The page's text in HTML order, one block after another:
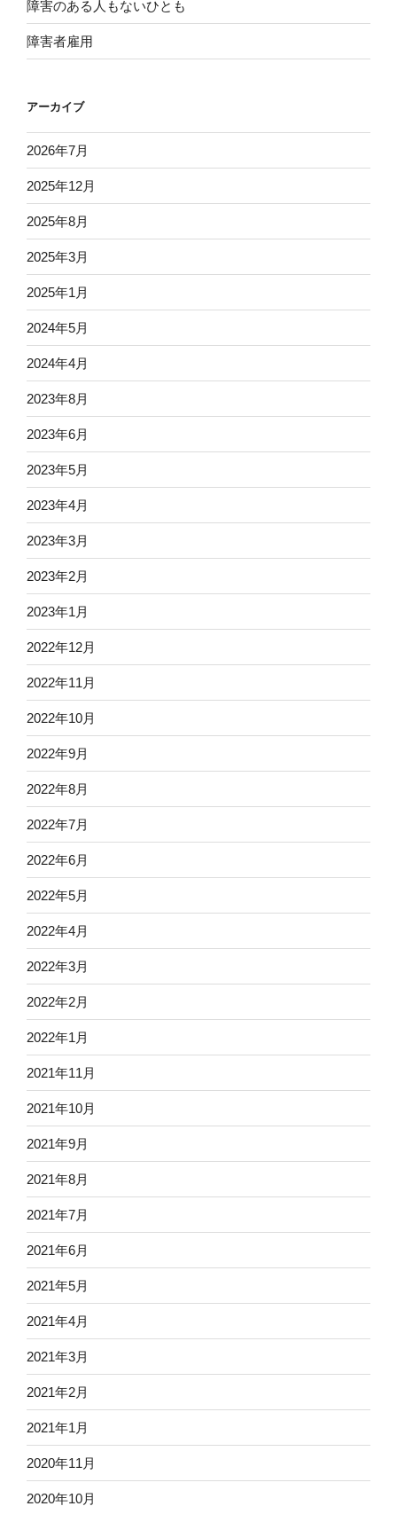
障害のある人もないひとも
障害者雇用
アーカイブ
2026年7月
2025年12月
2025年8月
2025年3月
2025年1月
2024年5月
2024年4月
2023年8月
2023年6月
2023年5月
2023年4月
2023年3月
2023年2月
2023年1月
2022年12月
2022年11月
2022年10月
2022年9月
2022年8月
2022年7月
2022年6月
2022年5月
2022年4月
2022年3月
2022年2月
2022年1月
2021年11月
2021年10月
2021年9月
2021年8月
2021年7月
2021年6月
2021年5月
2021年4月
2021年3月
2021年2月
2021年1月
2020年11月
2020年10月